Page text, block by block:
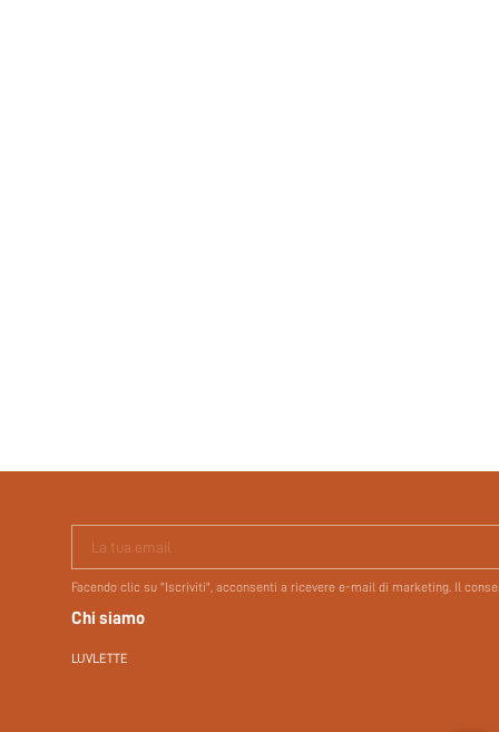
La tua email
Facendo clic su "Iscriviti", acconsenti a ricevere e-mail di marketing. Il
Chi siamo
LUVLETTE